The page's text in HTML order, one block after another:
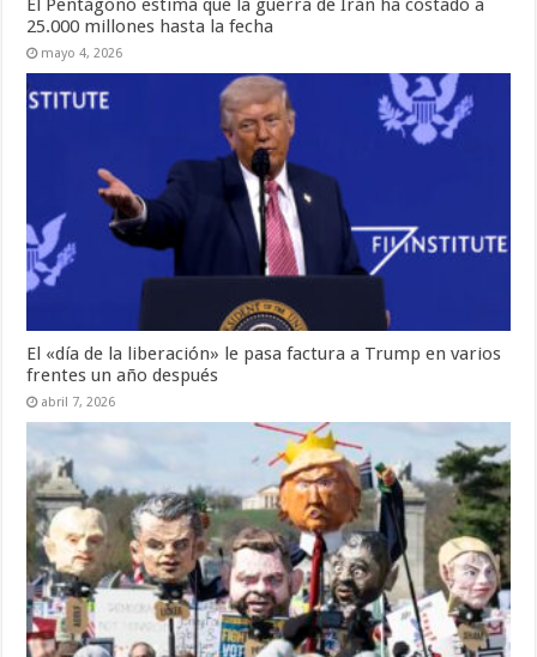
El Pentágono estima que la guerra de Irán ha costado a
25.000 millones hasta la fecha
mayo 4, 2026
El «día de la liberación» le pasa factura a Trump en varios
frentes un año después
abril 7, 2026